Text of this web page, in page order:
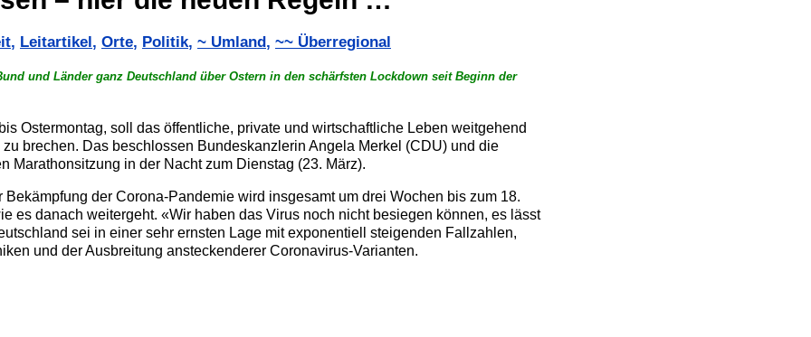
, Leitartikel , Orte, Politik, ~ Umland , ~~ Überregional
und Länder ganz Deutschland über Ostern in den schärfsten Lockdown seit Beginn der
Ostermontag, soll das öffentliche, private und wirtschaftliche Leben weitgehend
brechen. Das beschlossen Bundeskanzlerin Angela Merkel (CDU) und die
Marathonsitzung in der Nacht zum Dienstag (23. März).
der Corona-Pandemie wird insgesamt um drei Wochen bis zum 18.
es danach weitergeht. «Wir haben das Virus noch nicht besiegen können, es lässt
sei in einer sehr ernsten Lage mit exponentiell steigenden Fallzahlen,
und der Ausbreitung ansteckenderer Coronavirus-Varianten.